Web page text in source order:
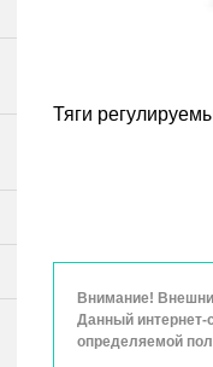
Тяги
Внимание!
Данный интернет-
определяемой